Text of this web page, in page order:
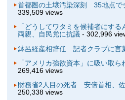
首都圏の土壌汚染深刻 35地点で
339,509 views
「どうしてワタミを候補者にす
両親、自民党に抗議- 302,996
鉢呂経産相辞任 記者クラブに言
「アメリカ強欲資本」に吸い取
269,416 views
財務省2人目の死者 安倍首相、
250,338 views